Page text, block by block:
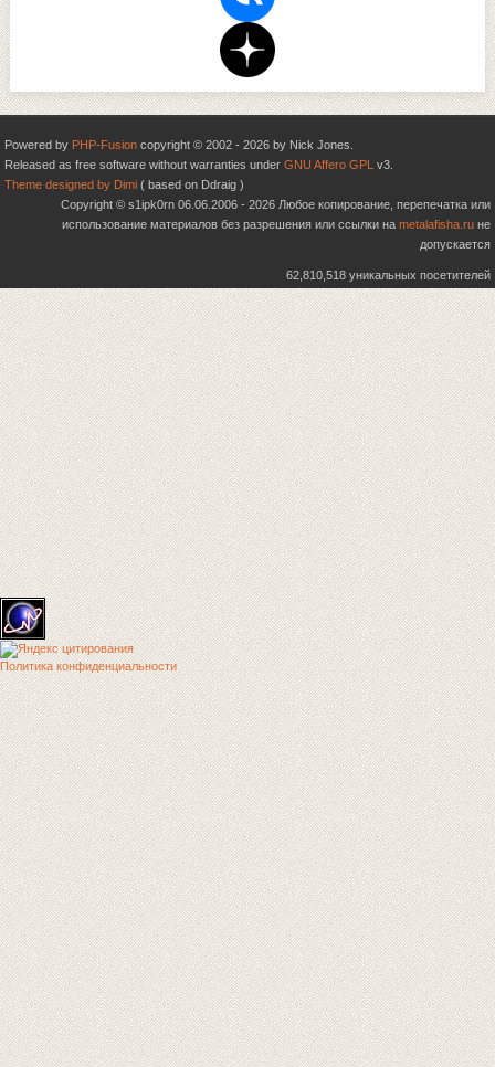
Powered by PHP-Fusion copyright © 2002 - 2026 by Nick Jones.
Released as free software without warranties under GNU Affero GPL v3.
Theme designed by Dimi ( based on Ddraig )
Copyright © s1ipk0rn 06.06.2006 - 2026 Любое копирование, перепечатка или
использование материалов без разрешения или ссылки на metalafisha.ru не
допускается
62,810,518 уникальных посетителей
Политика конфиденциальности